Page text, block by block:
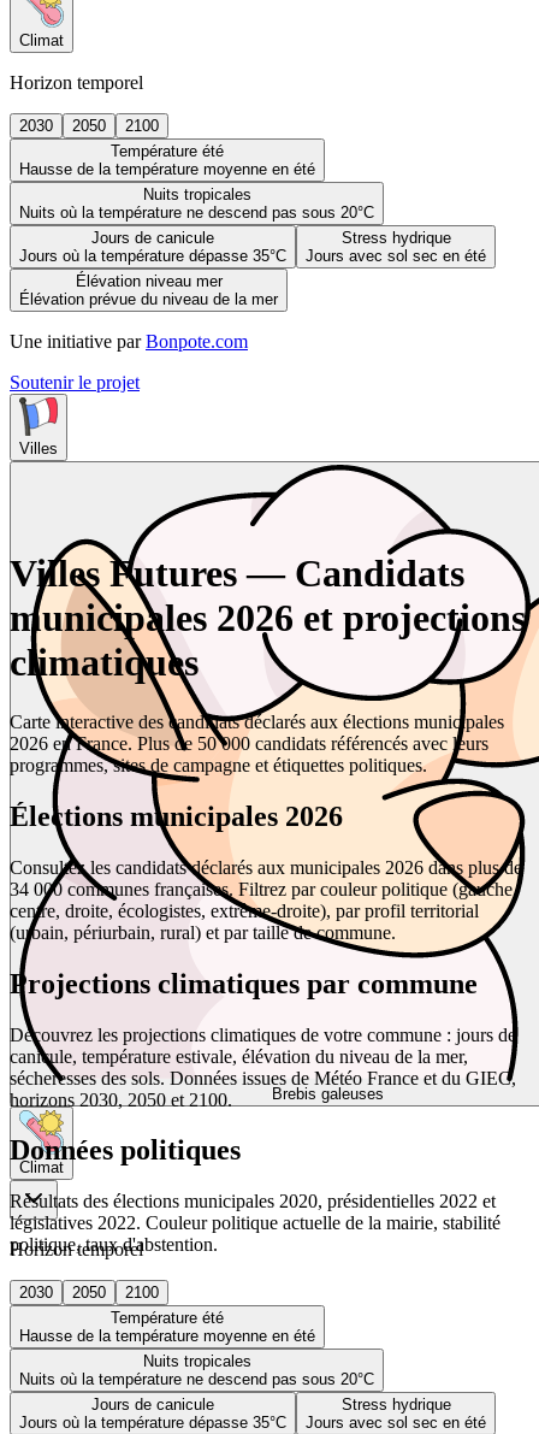
Climat
Horizon temporel
2030 2050
2100
Température été
Hausse de la température moyenne en été
Nuits tropicales
Nuits où la température ne descend pas sous 20°C
Jours de canicule
Jours où la température dépasse 35°C
Stress hydrique
Jours avec sol sec en été
Élévation niveau mer
Élévation prévue du niveau de la mer
Une initiative par Bonpote.com
Soutenir le projet
Villes
Brebis galeuses
Climat
Horizon temporel
2030 2050
2100
Température été
Hausse de la température moyenne en été
Nuits tropicales
Nuits où la température ne descend pas sous 20°C
Jours de canicule
Jours où la température dépasse 35°C
Stress hydrique
Jours avec sol sec en été
Villes Futures — Candidats
municipales 2026 et projections
climatiques
Carte interactive des candidats déclarés aux élections municipales
2026 en France. Plus de 50 000 candidats référencés avec leurs
programmes, sites de campagne et étiquettes politiques.
Élections municipales 2026
Consultez les candidats déclarés aux municipales 2026 dans plus de
34 000 communes françaises. Filtrez par couleur politique (gauche,
centre, droite, écologistes, extrême-droite), par profil territorial
(urbain, périurbain, rural) et par taille de commune.
Projections climatiques par commune
Découvrez les projections climatiques de votre commune : jours de
canicule, température estivale, élévation du niveau de la mer,
sécheresses des sols. Données issues de Météo France et du GIEC,
horizons 2030, 2050 et 2100.
Données politiques
Résultats des élections municipales 2020, présidentielles 2022 et
législatives 2022. Couleur politique actuelle de la mairie, stabilité
politique, taux d'abstention.